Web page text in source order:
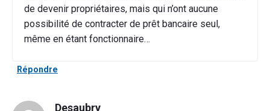
de devenir propriétaires, mais qui n’ont aucune
possibilité de contracter de prêt bancaire seul,
même en étant fonctionnaire…
Répondre
Desaubry